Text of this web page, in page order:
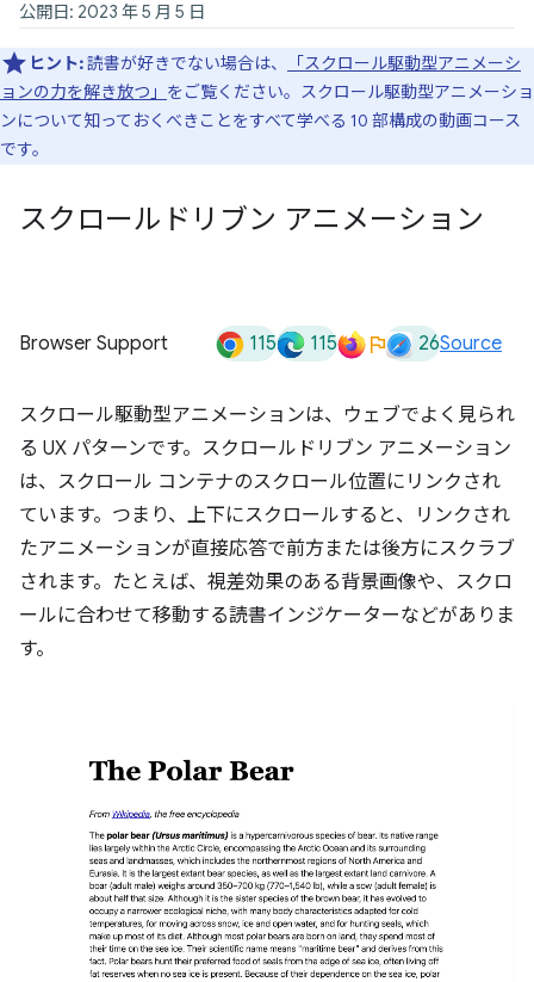
公開日: 2023 年 5 月 5 日
ヒント:読書が好きでない場合は、
「スクロール駆動型アニメーシ
ョンの力を解き放つ」 をご覧ください。スクロール駆動型アニメーショ
ンについて知っておくべきことをすべて学べる 10 部構成の動画コース
です。
スクロールドリブン アニメーション
Browser Support 115 115 26Source
スクロール駆動型アニメーションは、ウェブでよく見られ
る UX パターンです。スクロールドリブン アニメーション
は、スクロール コンテナのスクロール位置にリンクされ
ています。つまり、上下にスクロールすると、リンクされ
たアニメーションが直接応答で前方または後方にスクラブ
されます。たとえば、視差効果のある背景画像や、スクロ
ールに合わせて移動する読書インジケーターなどがありま
す。